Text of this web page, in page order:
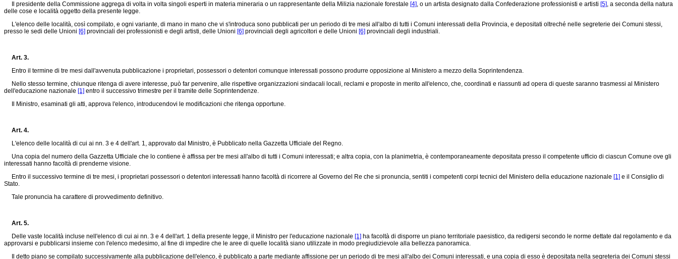
Il presidente della Commissione aggrega di volta in volta singoli esperti in materia mineraria o un rappresentante della Milizia nazionale forestale [4], o un artista designato dalla Confederazione professionisti e artisti [5], a seconda della natura
delle cose e località oggetto della presente legge.
L'elenco delle località, così compilato, e ogni variante, di mano in mano che vi s'introduca sono pubblicati per un periodo di tre mesi all'albo di tutti i Comuni interessati della Provincia, e depositati oltreché nelle segreterie dei Comuni stessi,
presso le sedi delle Unioni [6] provinciali dei professionisti e degli artisti, delle Unioni [6] provinciali degli agricoltori e delle Unioni [6] provinciali degli industriali.
Art. 3.
Entro il termine di tre mesi dall'avvenuta pubblicazione i proprietari, possessori o detentori comunque interessati possono produrre opposizione al Ministero a mezzo della Soprintendenza.
Nello stesso termine, chiunque ritenga di avere interesse, può far pervenire, alle rispettive organizzazioni sindacali locali, reclami e proposte in merito all'elenco, che, coordinati e riassunti ad opera di queste saranno trasmessi al Ministero
dell'educazione nazionale [1] entro il successivo trimestre per il tramite delle Soprintendenze.
Il Ministro, esaminati gli atti, approva l'elenco, introducendovi le modificazioni che ritenga opportune.
Art. 4.
L'elenco delle località di cui ai nn. 3 e 4 dell'art. 1, approvato dal Ministro, è Pubblicato nella Gazzetta Ufficiale del Regno.
Una copia del numero della Gazzetta Ufficiale che lo contiene è affissa per tre mesi all'albo di tutti i Comuni interessati; e altra copia, con la planimetria, è contemporaneamente depositata presso il competente ufficio di ciascun Comune ove gli
interessati hanno facoltà di prenderne visione.
Entro il successivo termine di tre mesi, i proprietari possessori o detentori interessati hanno facoltà di ricorrere al Governo del Re che si pronuncia, sentiti i competenti corpi tecnici del Ministero della educazione nazionale [1] e il Consiglio di
Stato.
Tale pronuncia ha carattere di provvedimento definitivo.
Art. 5.
Delle vaste località incluse nell'elenco di cui ai nn. 3 e 4 dell'art. 1 della presente legge, il Ministro per l'educazione nazionale [1] ha facoltà di disporre un piano territoriale paesistico, da redigersi secondo le norme dettate dal regolamento e da
approvarsi e pubblicarsi insieme con l'elenco medesimo, al fine di impedire che le aree di quelle località siano utilizzate in modo pregiudizievole alla bellezza panoramica.
Il detto piano se compilato successivamente alla pubblicazione dell'elenco, è pubblicato a parte mediante affissione per un periodo di tre mesi all'albo dei Comuni interessati, e una copia di esso è depositata nella segreteria dei Comuni stessi